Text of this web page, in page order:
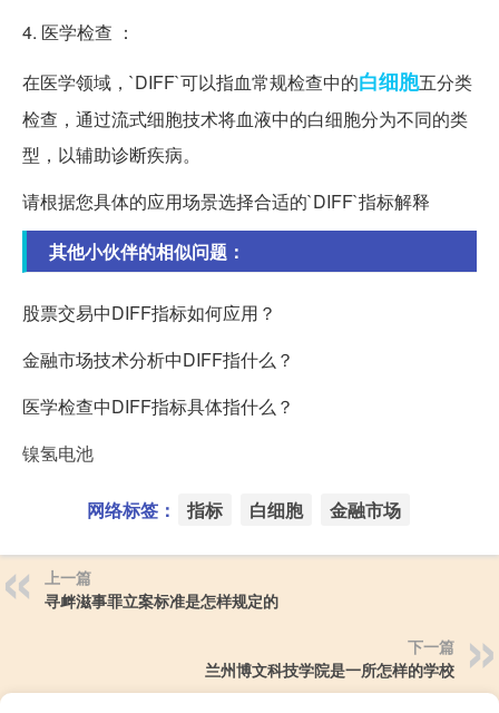
4. 医学检查 ：
在医学领域，`DIFF`可以指血常规检查中的白细胞五分类
检查，通过流式细胞技术将血液中的白细胞分为不同的类
型，以辅助诊断疾病。
请根据您具体的应用场景选择合适的`DIFF`指标解释
其他小伙伴的相似问题：
股票交易中DIFF指标如何应用？
金融市场技术分析中DIFF指什么？
医学检查中DIFF指标具体指什么？
镍氢电池
网络标签： 指标 白细胞 金融市场
上一篇
寻衅滋事罪立案标准是怎样规定的
下一篇
兰州博文科技学院是一所怎样的学校